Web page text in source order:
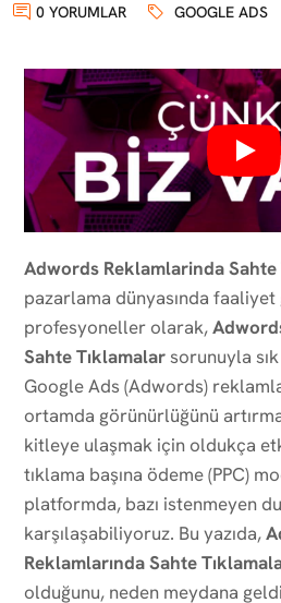
0 YORUMLAR
GOOGLE ADS
Adwords Reklamlarinda Sahte
pazarlama dünyasında
profesyoneller olarak,
Sahte Tıklamalarsorunuyla sık
Google Ads (Adwords)
ortamda görünürlüğünü
kitleye ulaşmak için oldukça
tıklama başına ödeme (PPC)
platformda, bazı istenmeyen
karşılaşabiliyoruz. Bu yazıda,
Reklamlarında Sahte
olduğunu, neden meydana